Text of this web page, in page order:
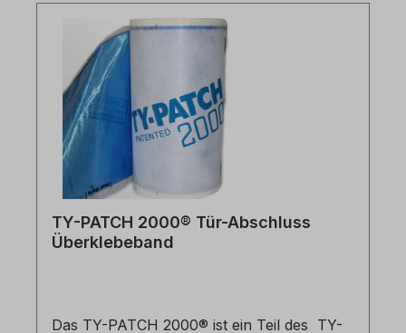
TY-PATCH 2000® Tür-Abschluss
Überklebeband
Das TY-PATCH 2000® ist ein Teil des TY-